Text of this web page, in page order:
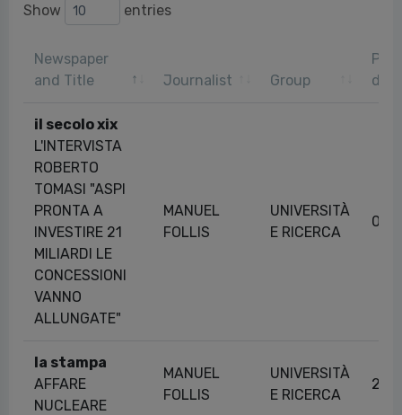
Show entries
Newspaper
and Title
Journalist Group
date
il secolo xix
L'INTERVISTA
ROBERTO
TOMASI "ASPI
PRONTA A
INVESTIRE 21
MILIARDI LE
CONCESSIONI
VANNO
ALLUNGATE"
MANUEL
FOLLIS
UNIVERSITÀ
E RICERCA
03/
la stampa
AFFARE
NUCLEARE
MANUEL
FOLLIS
UNIVERSITÀ
E RICERCA
27/